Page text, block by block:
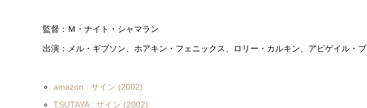
監督：Ｍ・ナイト・シャマラン
出演：メル・ギブソン、ホアキン・フェニックス、ロリー・カルキン、アビゲイル・
amazon : サイン (2002)
TSUTAYA : サイン (2002)